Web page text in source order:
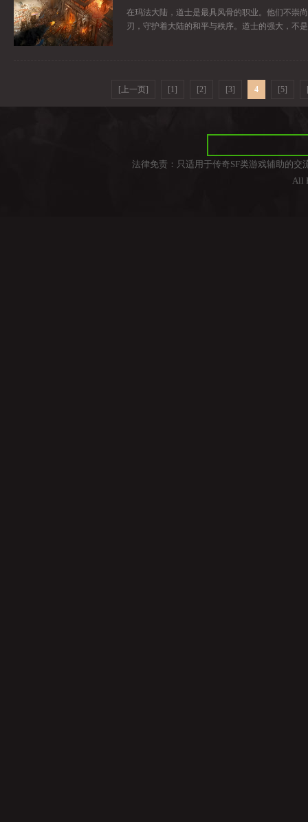
在玛法大陆，道士是最具风骨的职业。他们不崇
刃，守护着大陆的和平与秩序。道士的强大，不
[上一页] [1] [2] [3] 4 [5]
法律免责：只适用于传奇SF类游戏辅助的
All